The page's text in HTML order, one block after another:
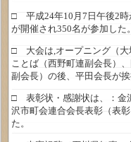
□ 平成24年10月7日午後2時
が開催され350名が参加した。
□ 大会は,オープニング（大
ことば（西野町連副会長）
副会長）の後、平田会長が挨
□ 表彰状・感謝状は、：金
沢市町会連合会長表彰（表
た。